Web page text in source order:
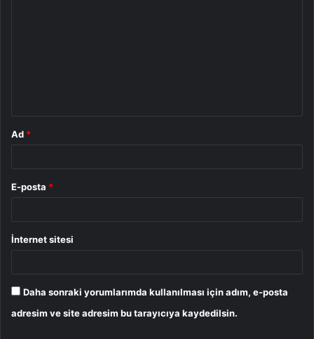
Ad *
E-posta *
İnternet sitesi
Daha sonraki yorumlarımda kullanılması için adım, e-posta
adresim ve site adresim bu tarayıcıya kaydedilsin.